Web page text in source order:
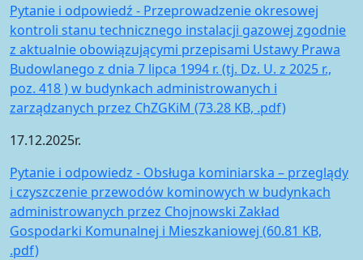
Pytanie i odpowiedź - Przeprowadzenie okresowej
kontroli stanu technicznego instalacji gazowej zgodnie
z aktualnie obowiązującymi przepisami Ustawy Prawa
Budowlanego z dnia 7 lipca 1994 r. (tj. Dz. U. z 2025 r.,
poz. 418 ) w budynkach administrowanych i
zarządzanych przez ChZGKiM (73.28 KB, .pdf)
17.12.2025r.
Pytanie i odpowiedz - Obsługa kominiarska – przeglądy
i czyszczenie przewodów kominowych w budynkach
administrowanych przez Chojnowski Zakład
Gospodarki Komunalnej i Mieszkaniowej (60.81 KB,
.pdf)